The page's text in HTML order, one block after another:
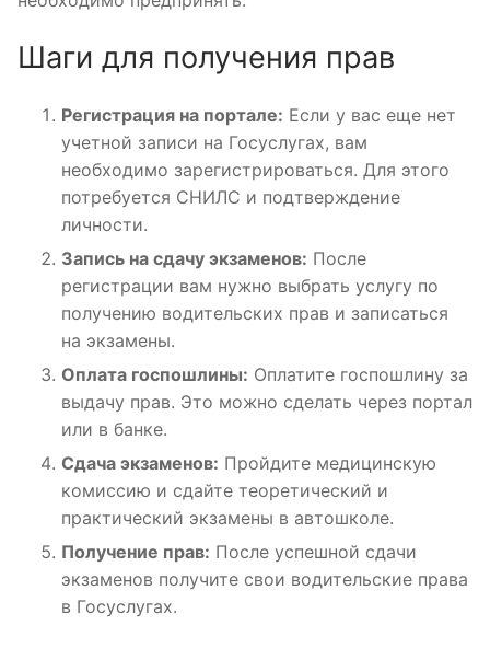
Шаги для получения прав
Регистрация на портале: Если у вас еще нет
учетной записи на Госуслугах, вам
необходимо зарегистрироваться. Для этого
потребуется СНИЛС и подтверждение
личности.
Запись на сдачу экзаменов: После
регистрации вам нужно выбрать услугу по
получению водительских прав и записаться
на экзамены.
Оплата госпошлины: Оплатите госпошлину за
выдачу прав. Это можно сделать через портал
или в банке.
Сдача экзаменов: Пройдите медицинскую
комиссию и сдайте теоретический и
практический экзамены в автошколе.
Получение прав: После успешной сдачи
экзаменов получите свои водительские права
в Госуслугах.